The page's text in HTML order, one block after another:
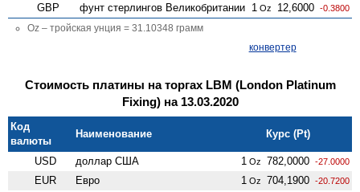
GBP фунт стерлингов Велико­британии 1 Oz 12,6000 -0.3800
Oz – тройская унция = 31.10348 грамм
конвертер
Стоимость платины на торгах LBM (London Platinum
Fixing) на 13.03.2020
Код
валюты
Наименование Курс (Pt)
USD доллар США 1 Oz 782,0000 -27.0000
EUR Евро 1 Oz 704,1900 -20.7200